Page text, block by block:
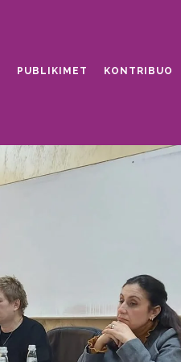
PUBLIKIMET KONTRIBUO